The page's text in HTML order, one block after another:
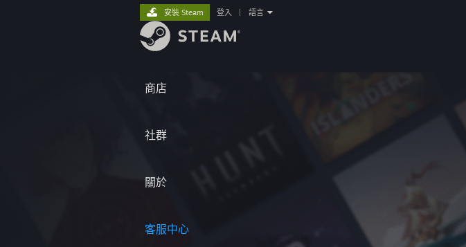
商店
社群
關於
客服中心
安裝 Steam 登入 語言